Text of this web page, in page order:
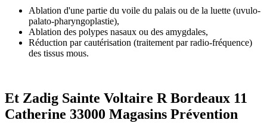
Ablation d'une partie du voile du palais ou de la luette (uvulo-
palato-pharyngoplastie),
Ablation des polypes nasaux ou des amygdales,
Réduction par cautérisation (traitement par radio-fréquence)
des tissus mous.
Et Zadig Sainte Voltaire R Bordeaux 11
Catherine 33000 Magasins Prévention